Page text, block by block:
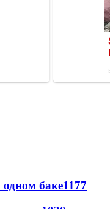
баке1177